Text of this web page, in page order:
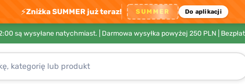
⚡Zniżka SUMMER już teraz! SUMMER Do aplikacji
są wysyłane natychmiast. | Darmowa wysyłka powyżej 250 PLN |